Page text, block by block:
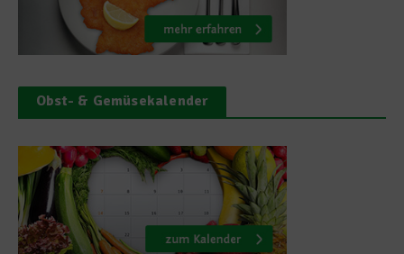
Obst- & Gemüsekalender